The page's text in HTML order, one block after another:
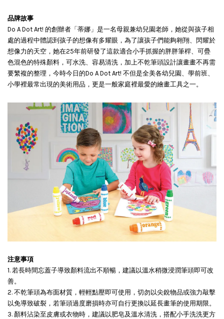
品牌故事
Do A Dot Art! 的創辦者「蒂娜」是一名母親兼幼兒園老師，她從與孩子相
處的過程中體認到孩子的想像有多耀眼，為了讓孩子們能夠翱翔、閃耀於
想像力的天空，她在25年前研發了這款適合小手抓握的胖胖筆桿、可疊
色混色的特殊顏料，可水洗、容易清洗，加上不乾筆頭設計讓畫畫不再需
要繁複的整理，今時今日的Do A Dot Art! 不但是全美各幼兒園、學前班、
小學裡最常出現的美術用品，更是一般家庭裡最愛的繪畫工具之一。
注意事項
1. 若長時間忘蓋子導致顏料流出不順暢，建議以溫水稍微浸潤筆頭即可改
善。
2. 不乾筆頭為布面材質，輕輕點壓即可使用，切勿以尖銳物品或強力敲擊
以免導致破裂，若筆頭過度磨損時亦可自行更換以延長畫筆的使用期限。
3. 顏料沾染至皮膚或衣物時，建議以肥皂及溫水清洗，搭配小手洗洗更方